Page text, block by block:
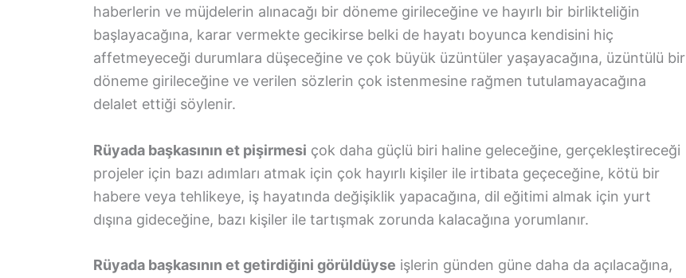
haberlerin ve müjdelerin alınacağı bir döneme girileceğine ve hayırlı bir birlikteliğin
başlayacağına, karar vermekte gecikirse belki de hayatı boyunca kendisini hiç
affetmeyeceği durumlara düşeceğine ve çok büyük üzüntüler yaşayacağına, üzüntülü bir
döneme girileceğine ve verilen sözlerin çok istenmesine rağmen tutulamayacağına
delalet ettiği söylenir.
Rüyada başkasının et pişirmesi çok daha güçlü biri haline geleceğine, gerçekleştireceği
projeler için bazı adımları atmak için çok hayırlı kişiler ile irtibata geçeceğine, kötü bir
habere veya tehlikeye, iş hayatında değişiklik yapacağına, dil eğitimi almak için yurt
dışına gideceğine, bazı kişiler ile tartışmak zorunda kalacağına yorumlanır.
Rüyada başkasının et getirdiğini görüldüyse işlerin günden güne daha da açılacağına,